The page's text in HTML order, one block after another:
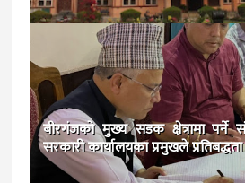
बीरगंजकाे मुख्य सडक क्षेत्रामा पर्ने
सरकारी कार्यालयका प्रमुखले